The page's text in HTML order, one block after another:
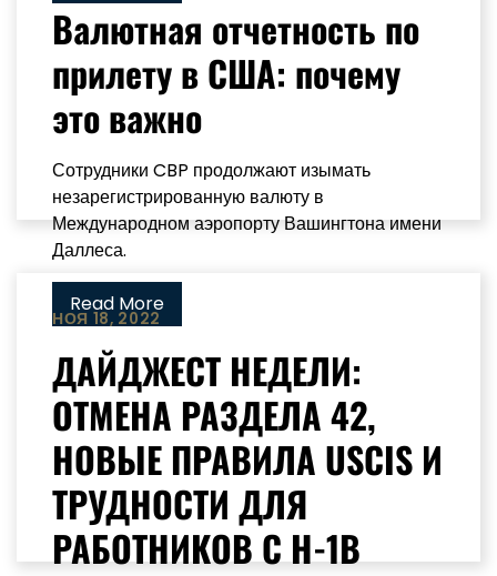
Валютная отчетность по
прилету в США: почему
это важно
Сотрудники CBP продолжают изымать
незарегистрированную валюту в
Международном аэропорту Вашингтона имени
Даллеса.
Read More
НОЯ 18, 2022
ДАЙДЖЕСТ НЕДЕЛИ:
ОТМЕНА РАЗДЕЛА 42,
НОВЫЕ ПРАВИЛА USCIS И
ТРУДНОСТИ ДЛЯ
РАБОТНИКОВ С H-1B